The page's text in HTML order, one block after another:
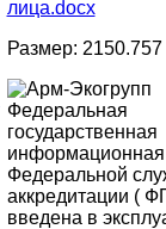
лица.docx
Размер: 2150.757
Федеральная
государственная
информационная
Федеральной
аккредитации (
введена в